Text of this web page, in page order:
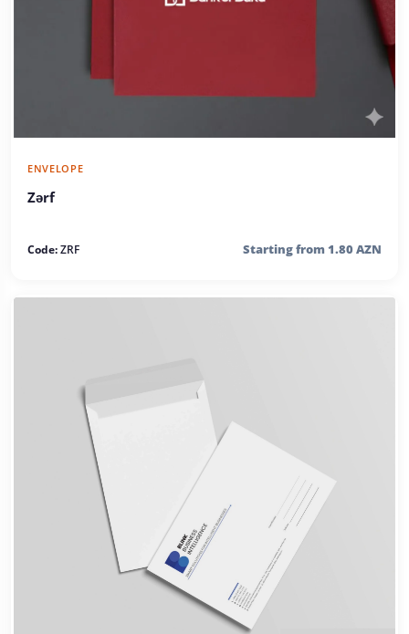
ENVELOPE
Zərf
Code:ZRF Starting from 1.80 AZN